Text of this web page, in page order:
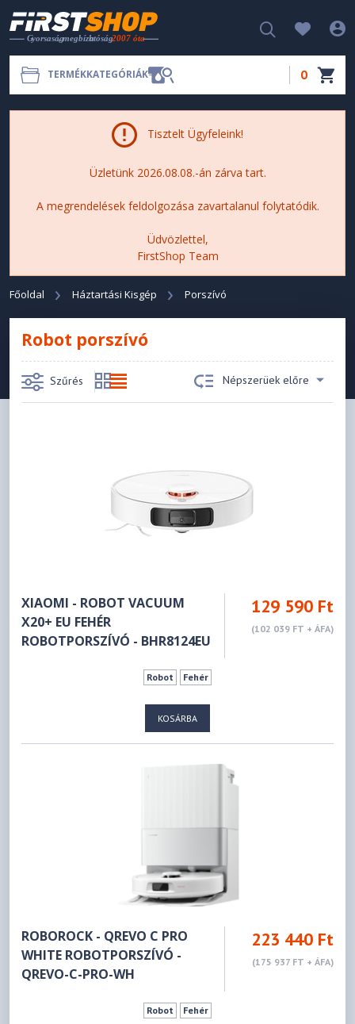
TERMÉKKATEGÓRIÁK 0
Tisztelt Ügyfeleink!
Üzletünk 2026.08.08.-án zárva tart.
A megrendelések feldolgozása zavartalanul folytatódik.
Üdvözlettel,
FirstShop Team
Főoldal Háztartási Kisgép Porszívó
Robot porszívó
Szűrés Népszerüek előre
XIAOMI - ROBOT VACUUM
X20+ EU FEHÉR
ROBOTPORSZÍVÓ - BHR8124EU
129 590 Ft
(102 039 FT + ÁFA)
Robot Fehér
KOSÁRBA
ROBOROCK - QREVO C PRO
WHITE ROBOTPORSZÍVÓ -
QREVO-C-PRO-WH
223 440 Ft
(175 937 FT + ÁFA)
Robot Fehér